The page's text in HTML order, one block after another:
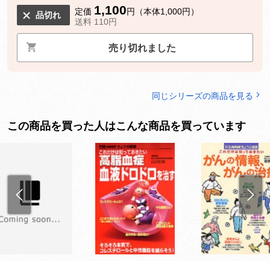
品切れ 定価 1,100円（本体1,000円）
送料 110円
売り切れました
同じシリーズの商品を見る
この商品を買った人はこんな商品を買っています